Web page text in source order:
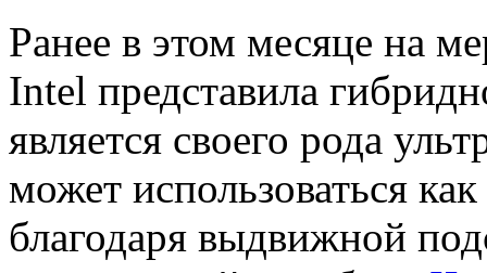
Ранее в этом месяце на
Intel представила
является своего рода
может использоваться
благодаря выдвижной